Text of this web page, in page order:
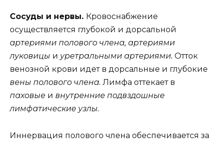
Сосуды и нервы. Кровоснабжение
осуществляется глубокой и дорсальной
артериями полового члена, артериями
луковицы и уретральными артериями. Отток
венозной крови идет в дорсальные и глубокие
вены полового члена. Лимфа оттекает в
паховые и внутренние подвздошные
лимфатические узлы.
Иннервация полового члена обеспечивается за